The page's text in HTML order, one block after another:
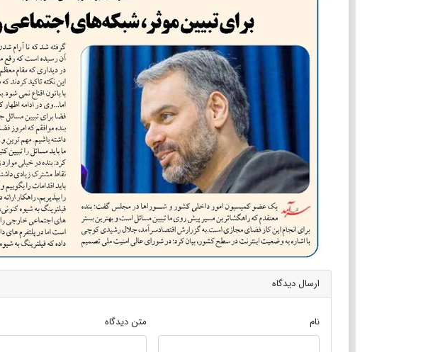
ارسال دیدگاه
نام متن دیدگاه